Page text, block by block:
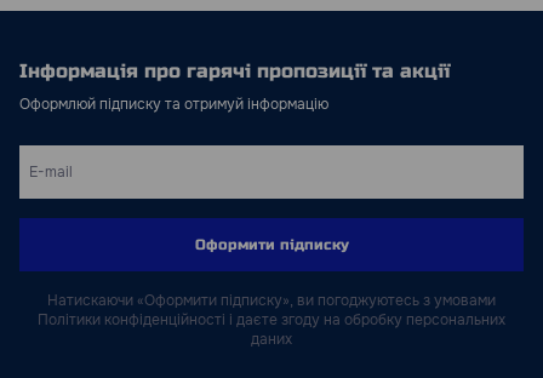
Інформація про гарячі пропозиції та акції
Оформлюй підписку та отримуй інформацію
Оформити підписку
Натискаючи «Оформити підписку», ви погоджуютесь з умовами
Політики конфіденційності і даєте згоду на обробку персональних
даних